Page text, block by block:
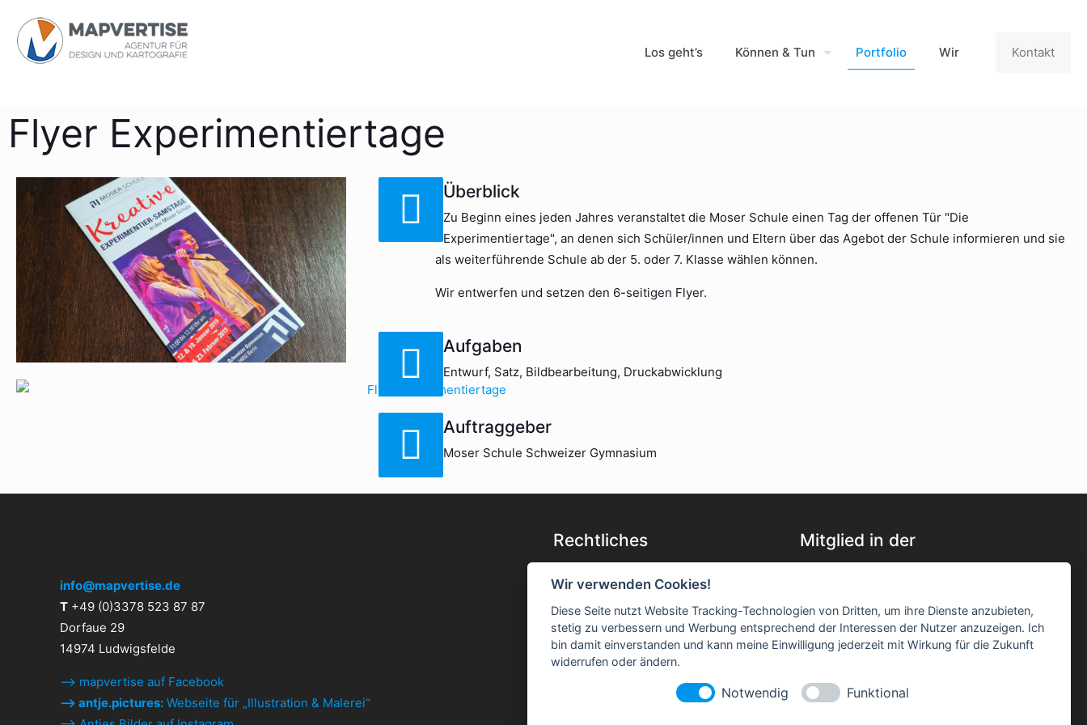
Los geht’s Können & Tun Portfolio Wir Kontakt
Flyer Experimentiertage
Überblick
Zu Beginn eines jeden Jahres veranstaltet die Moser Schule einen Tag der offenen Tür "Die
Experimentiertage", an denen sich Schüler/innen und Eltern über das Agebot der Schule informieren und sie
als weiterführende Schule ab der 5. oder 7. Klasse wählen können.
Wir entwerfen und setzen den 6-seitigen Flyer.
Aufgaben
Entwurf, Satz, Bildbearbeitung, Druckabwicklung
Auftraggeber
Moser Schule Schweizer Gymnasium
info@mapvertise.de
T +49 (0)3378 523 87 87
Dorfaue 29
14974 Ludwigsfelde
⟶ mapvertise auf Facebook
⟶ antje.pictures: Webseite für „Illustration & Malerei“
Rechtliches
Datenschutzerklärung
Cookie-Einstellungen ändern
AGB
Mitglied in der
Wir verwenden Cookies!
Diese Seite nutzt Website Tracking-Technologien von Dritten, um ihre Dienste anzubieten,
stetig zu verbessern und Werbung entsprechend der Interessen der Nutzer anzuzeigen. Ich
bin damit einverstanden und kann meine Einwilligung jederzeit mit Wirkung für die Zukunft
widerrufen oder ändern.
Notwendig Funktional